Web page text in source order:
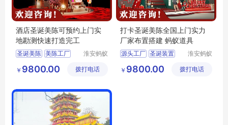
酒店圣诞美陈可预约上门实
地勘测快速打造完工
圣诞美陈 美陈工厂
圣诞装置
淮安蚂蚁
制作有限
￥ 9800.00 拨打电话
打卡圣诞美陈全国上门实力
厂家布置搭建 蚂蚁道具
源头工厂 圣诞装置
圣诞美陈
淮安蚂蚁
制作有限
￥ 9800.00 拨打电话